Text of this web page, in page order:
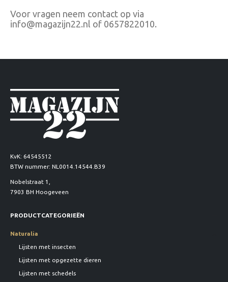
Voor vragen neem contact op via
info@magazijn22.nl of 0657822010.
KvK: 64545512
BTW nummer: NL0014.14544.B39
Nobelstraat 1,
7903 BH Hoogeveen
PRODUCTCATEGORIEËN
Naturalia
Lijsten met insecten
Lijsten met opgezette dieren
Lijsten met schedels